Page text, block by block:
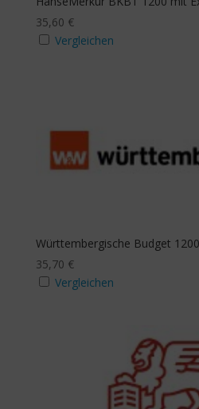
35,60 €
Vergleichen
Württembergische Budget
35,70 €
Vergleichen